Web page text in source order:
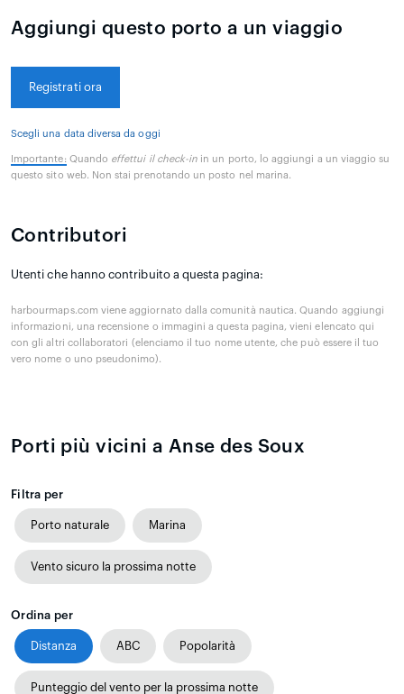
Aggiungi questo porto a un viaggio
Registrati ora
Scegli una data diversa da oggi
Importante: Quando effettui il check-in in un porto, lo aggiungi a un viaggio su
questo sito web. Non stai prenotando un posto nel marina.
Contributori
Utenti che hanno contribuito a questa pagina:
harbourmaps.com viene aggiornato dalla comunità nautica. Quando aggiungi
informazioni, una recensione o immagini a questa pagina, vieni elencato qui
con gli altri collaboratori (elenciamo il tuo nome utente, che può essere il tuo
vero nome o uno pseudonimo).
Porti più vicini a Anse des Soux
Filtra per
Porto naturale Marina
Vento sicuro la prossima notte
Ordina per
Distanza ABC Popolarità
Punteggio del vento per la prossima notte